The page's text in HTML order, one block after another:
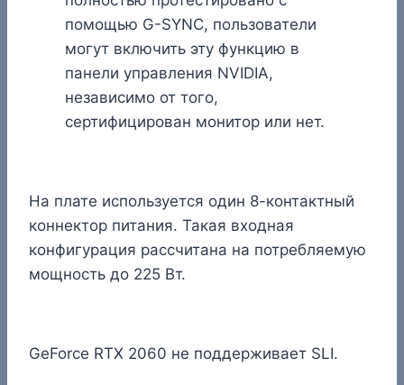
помощью G-SYNC, пользователи
могут включить эту функцию в
панели управления NVIDIA,
независимо от того,
сертифицирован монитор или нет.
На плате используется один 8-контактный
коннектор питания. Такая входная
конфигурация рассчитана на потребляемую
мощность до 225 Вт.
GeForce RTX 2060 не поддерживает SLI.